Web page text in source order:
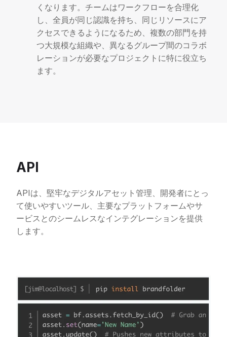
くなります。チームはワークフローを合理化
し、全員が同じ認識を持ち、同じリソースにア
クセスできるようになるため、複数の部門を持
つ大規模な組織や、異なるグループ間のコラボ
レーションが必要なプロジェクトに特に役立ち
ます。
API
APIは、堅牢なデジタルアセット管理、開発者にとっ
て使いやすいツール、主要なプラットフォームやサ
ービスとのシームレスなインテグレーションを提供
します。